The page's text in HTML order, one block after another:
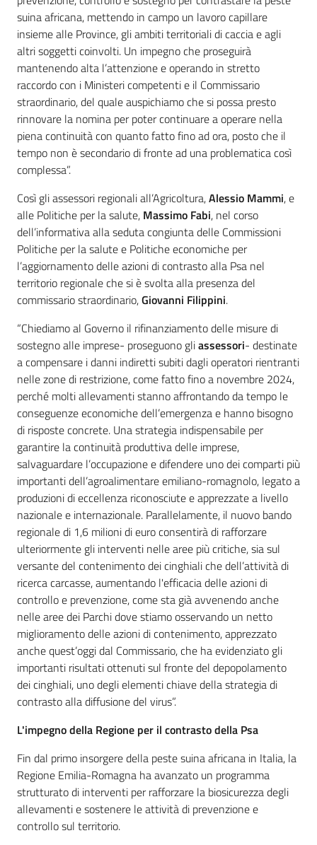
suina africana, mettendo in campo un lavoro capillare
insieme alle Province, gli ambiti territoriali di caccia e agli
altri soggetti coinvolti. Un impegno che proseguirà
mantenendo alta l’attenzione e operando in stretto
raccordo con i Ministeri competenti e il Commissario
straordinario, del quale auspichiamo che si possa presto
rinnovare la nomina per poter continuare a operare nella
piena continuità con quanto fatto fino ad ora, posto che il
tempo non è secondario di fronte ad una problematica così
complessa”.
Così gli assessori regionali all’Agricoltura,Alessio Mammi, e
alle Politiche per la salute, Massimo Fabi, nel corso
dell’informativa alla seduta congiunta delle Commissioni
Politiche per la salute e Politiche economiche per
l’aggiornamento delle azioni di contrasto alla Psa nel
territorio regionale che si è svolta alla presenza del
commissario straordinario,Giovanni Filippini.
“Chiediamo al Governo il rifinanziamento delle misure di
sostegno alle imprese- proseguono gliassessori- destinate
a compensare i danni indiretti subiti dagli operatori rientranti
nelle zone di restrizione, come fatto fino a novembre 2024,
perché molti allevamenti stanno affrontando da tempo le
conseguenze economiche dell’emergenza e hanno bisogno
di risposte concrete. Una strategia indispensabile per
garantire la continuità produttiva delle imprese,
salvaguardare l’occupazione e difendere uno dei comparti più
importanti dell’agroalimentare emiliano-romagnolo, legato a
produzioni di eccellenza riconosciute e apprezzate a livello
nazionale e internazionale. Parallelamente, il nuovo bando
regionale di 1,6 milioni di euro consentirà di rafforzare
ulteriormente gli interventi nelle aree più critiche, sia sul
versante del contenimento dei cinghiali che dell’attività di
ricerca carcasse, aumentando l'efficacia delle azioni di
controllo e prevenzione, come sta già avvenendo anche
nelle aree dei Parchi dove stiamo osservando un netto
miglioramento delle azioni di contenimento, apprezzato
anche quest’oggi dal Commissario, che ha evidenziato gli
importanti risultati ottenuti sul fronte del depopolamento
dei cinghiali, uno degli elementi chiave della strategia di
contrasto alla diffusione del virus”.
L'impegno della Regione per il contrasto della Psa
Fin dal primo insorgere della peste suina africana in Italia, la
Regione Emilia-Romagna ha avanzato un programma
strutturato di interventi per rafforzare la biosicurezza degli
allevamenti e sostenere le attività di prevenzione e
controllo sul territorio.